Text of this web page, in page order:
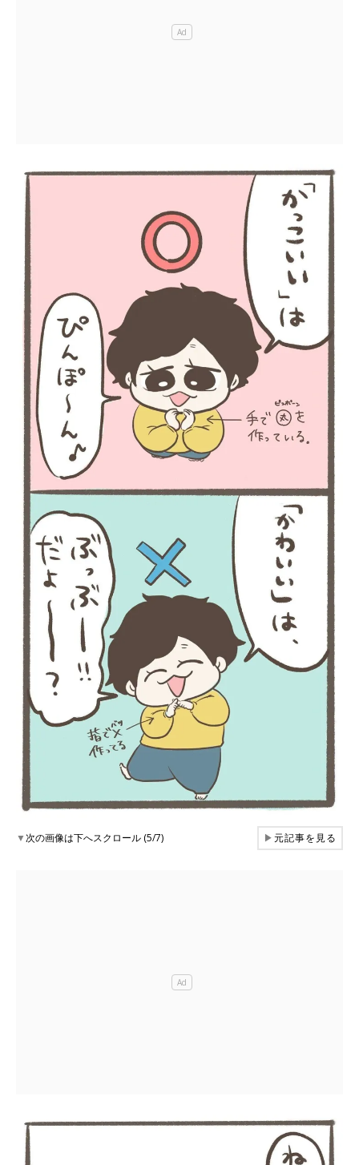
▼次の画像は下へスクロール (5/7) ▶元記事を見る